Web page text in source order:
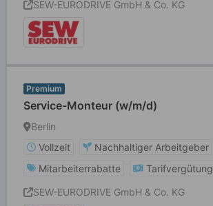
SEW-EURODRIVE GmbH & Co. KG
Premium
Service-Monteur (w/m/d)
Berlin
Vollzeit
Nachhaltiger Arbeitgeber
Mitarbeiterrabatte
Tarifvergütung
SEW-EURODRIVE GmbH & Co. KG